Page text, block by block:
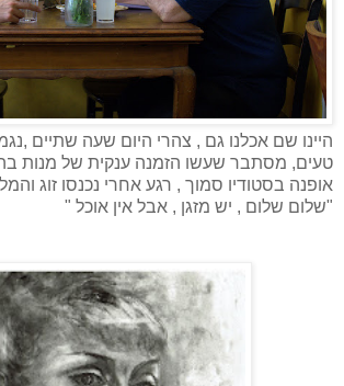
היינו שם אכלנו גם , צהרי היום שעה שתיים
טעים, מסתבר שעשו הזמנה ענקית של מנות
אופנה בסטודיו סמוך , רגע אחרי נכנסו זוג
"שלום שלום , יש מזגן , אבל אין אוכל "